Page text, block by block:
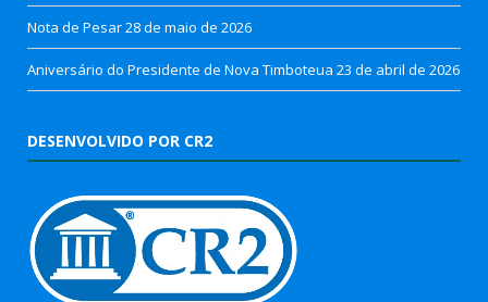
Nota de Pesar28 de maio de 2026
Aniversário do Presidente de Nova Timboteua 23 de abril de 2026
DESENVOLVIDO POR CR2